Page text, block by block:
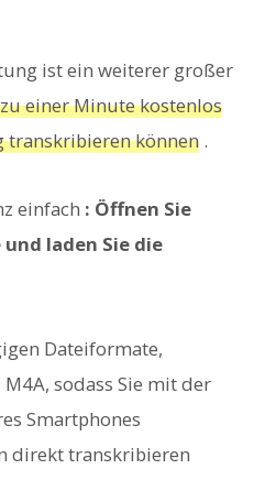
ist ein weiterer großer
einer Minute kostenlos
transkribieren können .
einfach : Öffnen Sie
laden Sie die
Dateiformate,
sodass Sie mit der
Smartphones
direkt transkribieren